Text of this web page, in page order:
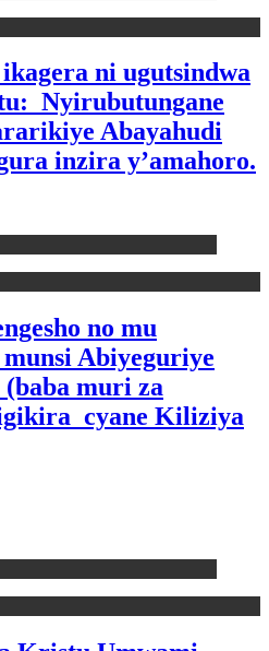
ni ugutsindwa
Nyirubutungane
Abayahudi
inzira y’amahoro.
no mu
Abiyeguriye
(baba muri za
cyane Kiliziya